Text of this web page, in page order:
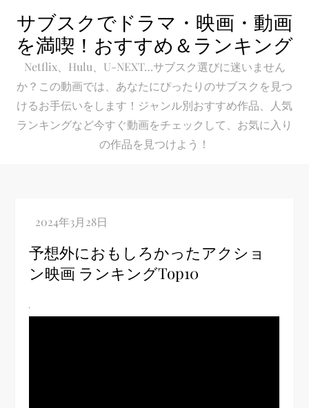
content
サブスクでドラマ・映画・動画
を満喫！おすすめ＆ランキング
Netflix、Hulu、U-NEXT…サブスク選びに迷いません
か？この動画では、あなたにぴったりのサブスクを見つ
けるお手伝いをします！ジャンル別おすすめ作品、人気
ランキングなど今すぐ動画をチェックして、お気に入り
の作品を見つけよう！
予想外におもしろかったアクショ
ン映画 ランキングTop10